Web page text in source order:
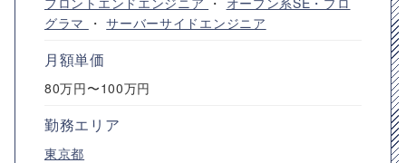
グラマ
・サーバーサイドエンジニア
月額単価
80万円〜100万円
勤務エリア
東京都